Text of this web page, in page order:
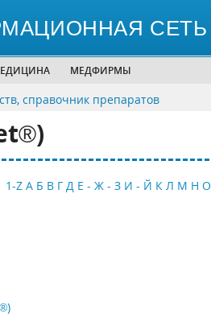
СЕТЬ
МЕДФИРМЫ
справочник препаратов
1-Z А Б В Г Д Е - Ж - З И - Й К Л М Н О